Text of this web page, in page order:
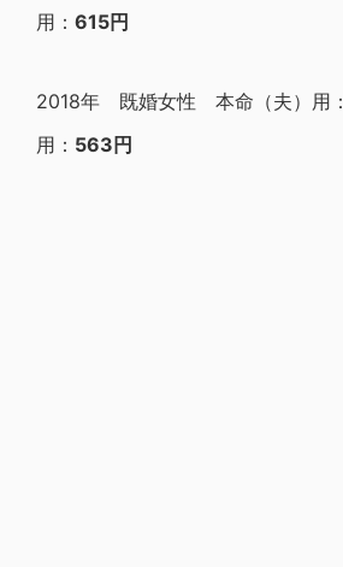
用： 615円
2018年 既婚女性 本命（夫）用：
用： 563円